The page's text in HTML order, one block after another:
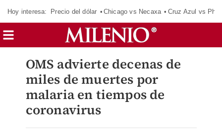
Hoy interesa: Precio del dólar Chicago vs Necaxa Cruz Azul vs
OMS advierte decenas de
miles de muertes por
malaria en tiempos de
coronavirus